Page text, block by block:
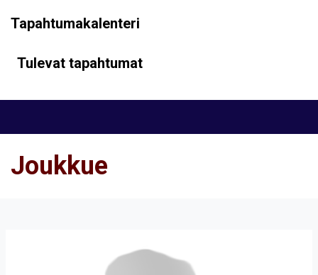
Tapahtumakalenteri
Tulevat tapahtumat
Joukkue